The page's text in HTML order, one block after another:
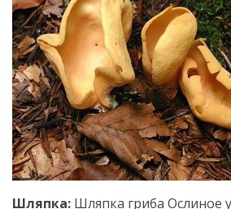
Шляпка: Шляпка гриба Ослиное